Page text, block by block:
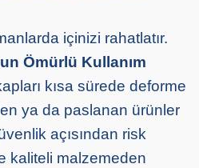
içinizi rahatlatır.
Ömürlü Kullanım
kısa sürede deforme
ya da paslanan ürünler
açısından risk
kaliteli malzemeden